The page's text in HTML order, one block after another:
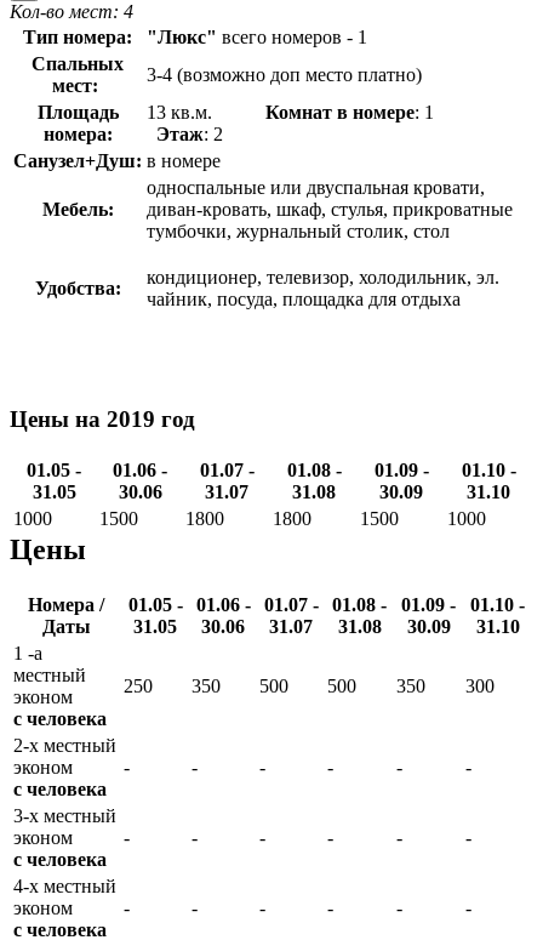
Кол-во мест: 4
Тип номера:
"Люкс" всего номеров - 1
Спальных
мест:
3-4 (возможно доп место платно)
Площадь
номера:
13 кв.м. Комнат в номере: 1
Этаж: 2
Санузел+Душ: в номере
Мебель:
односпальные или двуспальная кровати,
диван-кровать, шкаф, стулья, прикроватные
тумбочки, журнальный столик, стол
Удобства:
кондиционер, телевизор, холодильник, эл.
чайник, посуда, площадка для отдыха
Цены на 2019 год
01.05 -
31.05
01.06 -
30.06
01.07 -
31.07
01.08 -
31.08
01.09 -
30.09
01.10 -
31.10
1000
1500 1800 1800 1500 1000
Цены
Номера /
Даты
01.05 -
31.05
01.06 -
30.06
01.07 -
31.07
01.08 -
31.08
01.09 -
30.09
01.10 -
31.10
1 -а
местный
эконом
с человека
250 350 500 500 350 300
2-х местный
эконом
с человека
- - - - - -
3-х местный
эконом
с человека
- - - - - -
4-х местный
эконом
с человека
- - - - - -